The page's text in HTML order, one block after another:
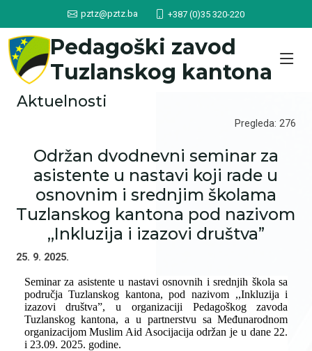
pztz@pztz.ba +387 (0)35 320-220
Pedagoški zavod
Tuzlanskog kantona
Aktuelnosti
Pregleda: 276
Održan dvodnevni seminar za
asistente u nastavi koji rade u
osnovnim i srednjim školama
Tuzlanskog kantona pod nazivom
,,Inkluzija i izazovi društva”
25. 9. 2025.
Seminar za asistente u nastavi osnovnih i srednjih škola sa
područja Tuzlanskog kantona, pod nazivom ,,Inkluzija i
izazovi društva”, u organizaciji Pedagoškog zavoda
Tuzlanskog kantona, a u partnerstvu sa Međunarodnom
organizacijom Muslim Aid Asocijacija održan je u dane 22.
i 23.09. 2025. godine.